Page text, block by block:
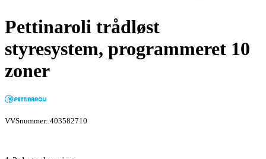
Pettinaroli trådløst
styresystem, programmeret 10
zoner
VVSnummer: 403582710